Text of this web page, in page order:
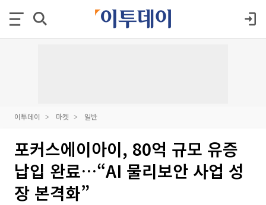
이투데이 마켓 일반
포커스에이아이, 80억 규모 유증
납입 완료…“AI 물리보안 사업 성
장 본격화”